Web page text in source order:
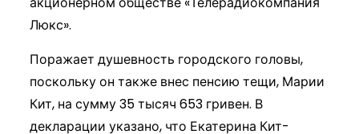
Люкс».
Поражает душевность городского головы,
поскольку он также внес пенсию тещи, Марии
Кит, на сумму 35 тысяч 653 гривен. В
декларации указано, что Екатерина Кит-